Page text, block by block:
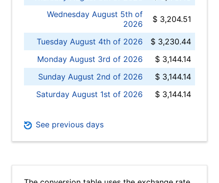
Wednesday August 5th of
2026
$ 3,204.51
Tuesday August 4th of 2026
$ 3,230.44
Monday August 3rd of 2026
$ 3,144.14
Sunday August 2nd of 2026
$ 3,144.14
Saturday August 1st of 2026
$ 3,144.14
See previous days